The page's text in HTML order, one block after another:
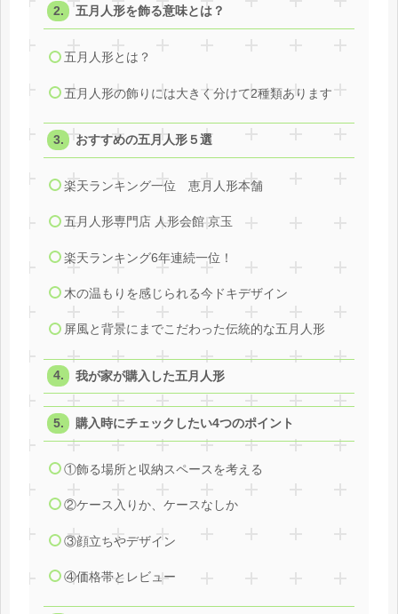
五月人形を飾る意味とは？
五月人形とは？
五月人形の飾りには大きく分けて2種類あります
おすすめの五月人形５選
楽天ランキング一位 恵月人形本舗
五月人形専門店 人形会館 京玉
楽天ランキング6年連続一位！
木の温もりを感じられる今ドキデザイン
屏風と背景にまでこだわった伝統的な五月人形
我が家が購入した五月人形
購入時にチェックしたい4つのポイント
①飾る場所と収納スペースを考える
②ケース入りか、ケースなしか
③顔立ちやデザイン
④価格帯とレビュー